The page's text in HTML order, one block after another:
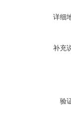
详细
补充
验